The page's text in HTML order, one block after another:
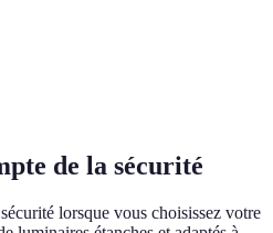
de la sécurité
lorsque vous choisissez votre